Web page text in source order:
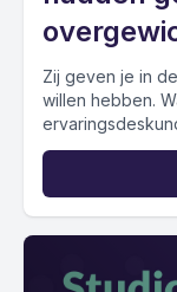
Zij geven je in
willen hebben.